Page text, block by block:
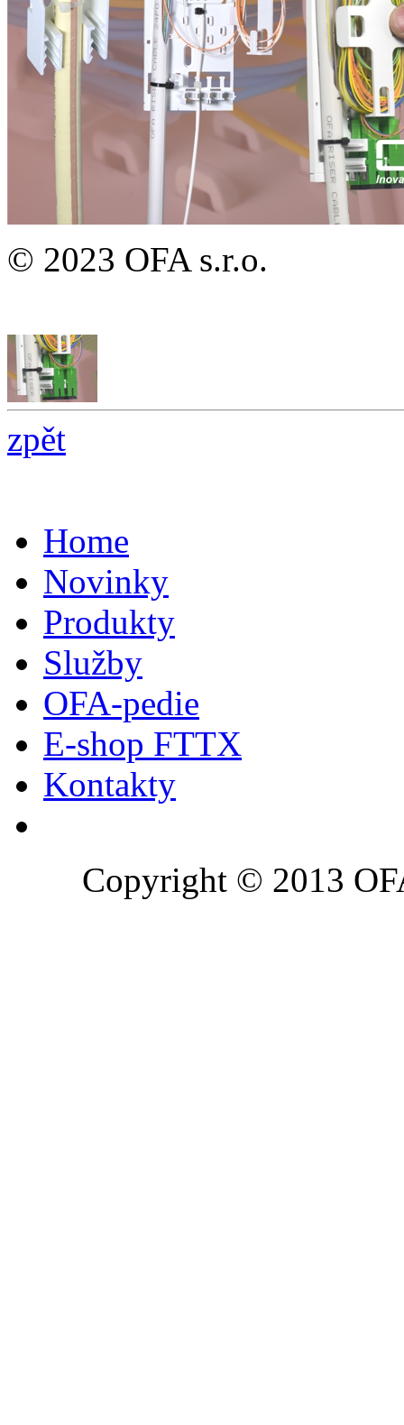
© 2023 OFA s.r.o.
zpět
Home
Novinky
Produkty
Služby
OFA-pedie
E-shop FTTX
Kontakty
Copyright © 2013